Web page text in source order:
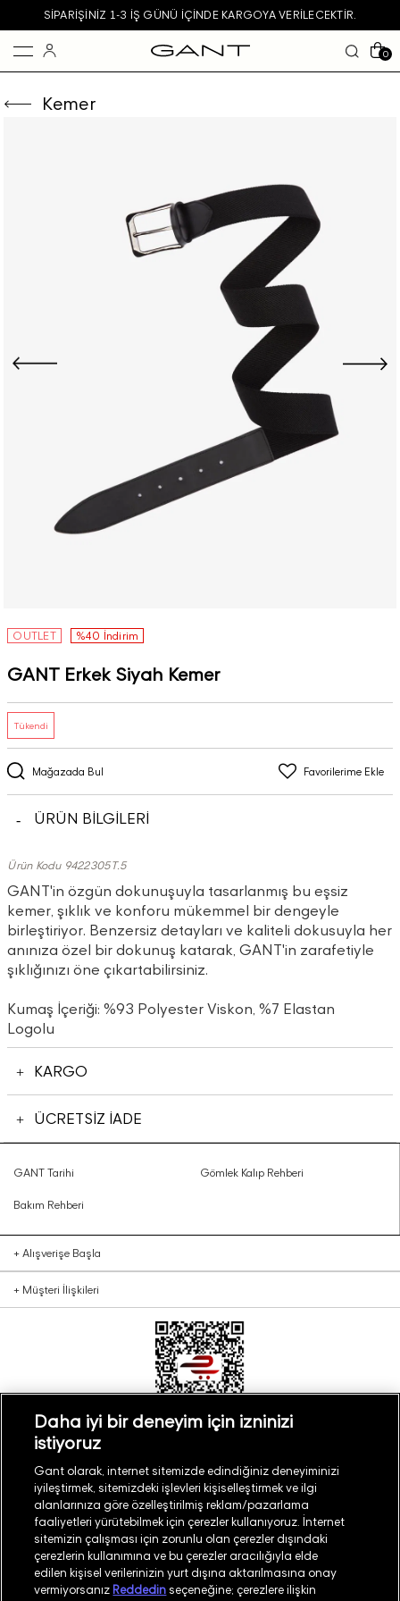
SIPARIŞINIZ 1-3 IŞ GÜNÜ IÇINDE KARGOYA VERILECEKTIR.
0
Kemer
OUTLET %40 İndirim
GANT Erkek Siyah Kemer
Mağazada Bul Favorilerime Ekle
Tükendi
ÜRÜN BİLGİLERİ
Ürün Kodu 9422305T.5
GANT'in özgün dokunuşuyla tasarlanmış bu eşsiz
kemer, şıklık ve konforu mükemmel bir dengeyle
birleştiriyor. Benzersiz detayları ve kaliteli dokusuyla her
anınıza özel bir dokunuş katarak, GANT'in zarafetiyle
şıklığınızı öne çıkartabilirsiniz.
Kumaş İçeriği: %93 Polyester Viskon, %7 Elastan
Logolu
KARGO
ÜCRETSİZ İADE
GANT Tarihi Gömlek Kalıp Rehberi
Bakım Rehberi
+ Alışverişe Başla
+ Müşteri İlişkileri
Türkiye Mağaza Bul
©2026GANT
Daha iyi bir deneyim için izninizi
istiyoruz
Gant olarak, internet sitemizde edindiğiniz deneyiminizi
iyileştirmek, sitemizdeki işlevleri kişiselleştirmek ve ilgi
alanlarınıza göre özelleştirilmiş reklam/pazarlama
faaliyetleri yürütebilmek için çerezler kullanıyoruz. İnternet
sitemizin çalışması için zorunlu olan çerezler dışındaki
çerezlerin kullanımına ve bu çerezler aracılığıyla elde
edilen kişisel verilerinizin yurt dışına aktarılmasına onay
vermiyorsanız Reddedin seçeneğine; çerezlere ilişkin